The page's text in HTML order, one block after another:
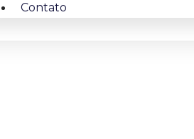
Contato